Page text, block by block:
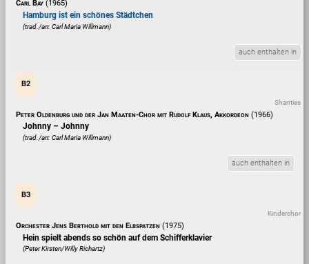
Carl Bay (1965)
Hamburg ist ein schönes Städtchen
(trad./arr. Carl Maria Willmann)
auch enthalten in
B2
Shanties
Peter Oldenburg und der Jan Maaten-Chor mit Rudolf Klaus, Akkordeon (1966)
Johnny – Johnny
(trad./arr. Carl Maria Willmann)
auch enthalten in
B3
Kinderchor
Orchester Jens Berthold mit den Elbspatzen (1975)
Hein spielt abends so schön auf dem Schifferklavier
(Peter Kirsten/Willy Richartz)